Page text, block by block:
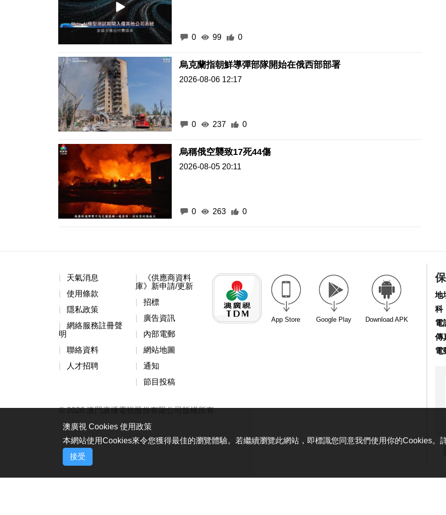
0 99 0
烏克蘭指朝鮮導彈部隊開始在俄西部部署
2026-08-06 12:17
0 237 0
烏稱俄空襲致17死44傷
2026-08-05 20:11
0 263 0
天氣消息
使用條款
隱私政策
網絡服務註冊聲
明
聯絡資料
人才招聘
《供應商資料
庫》新申請/更新
招標
廣告資訊
內部電郵
網站地圖
通知
節目投稿
App Store Google Play Download APK
© 2026 澳門廣播電視股份有限公司版權所有
地
科
電
傳
電
澳廣視 Cookies 使用政策
本網站使用Cookies來令您獲得最佳的瀏覽體驗。若繼續瀏覽此網站，即標識您同意我們使用你的Cookies。
接受